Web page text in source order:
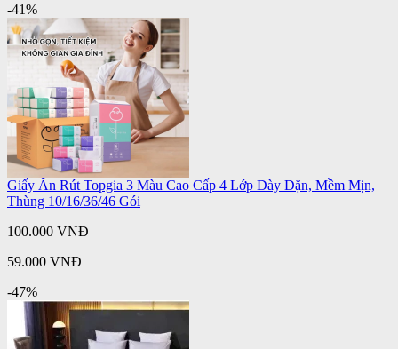
-41%
Giấy Ăn Rút Topgia 3 Màu Cao Cấp 4 Lớp Dày Dặn, Mềm Mịn,
Thùng 10/16/36/46 Gói
100.000 VNĐ
59.000 VNĐ
-47%